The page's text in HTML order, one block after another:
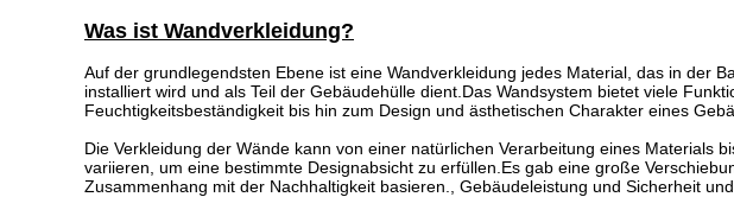
Was ist Wandverkleidung?
Auf der grundlegendsten Ebene ist eine Wandverkleidung jedes Material, das in der
installiert wird und als Teil der Gebäudehülle dient.Das Wandsystem bietet viele
Feuchtigkeitsbeständigkeit bis hin zum Design und ästhetischen Charakter eines
Die Verkleidung der Wände kann von einer natürlichen Verarbeitung eines Materials
variieren, um eine bestimmte Designabsicht zu erfüllen.Es gab eine große
Zusammenhang mit der Nachhaltigkeit basieren., Gebäudeleistung und Sicherheit